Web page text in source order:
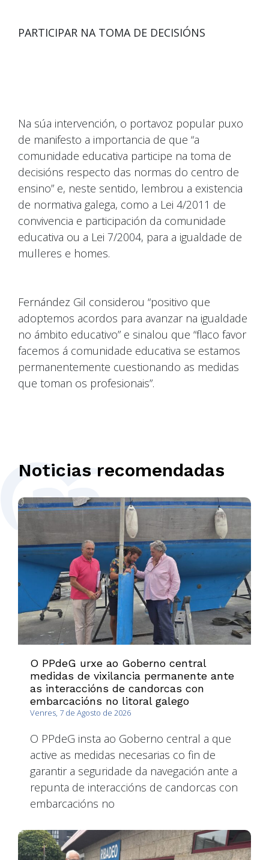
PARTICIPAR NA TOMA DE DECISIÓNS
Na súa intervención, o portavoz popular puxo
de manifesto a importancia de que “a
comunidade educativa participe na toma de
decisións respecto das normas do centro de
ensino” e, neste sentido, lembrou a existencia
de normativa galega, como a Lei 4/2011 de
convivencia e participación da comunidade
educativa ou a Lei 7/2004, para a igualdade de
mulleres e homes.
Fernández Gil considerou “positivo que
adoptemos acordos para avanzar na igualdade
no ámbito educativo” e sinalou que “flaco favor
facemos á comunidade educativa se estamos
permanentemente cuestionando as medidas
que toman os profesionais”.
Noticias recomendadas
O PPdeG urxe ao Goberno central
medidas de vixilancia permanente ante
as interaccións de candorcas con
embarcacións no litoral galego
Venres, 7 de Agosto de 2026
O PPdeG insta ao Goberno central a que
active as medidas necesarias co fin de
garantir a seguridade da navegación ante a
repunta de interaccións de candorcas con
embarcacións no